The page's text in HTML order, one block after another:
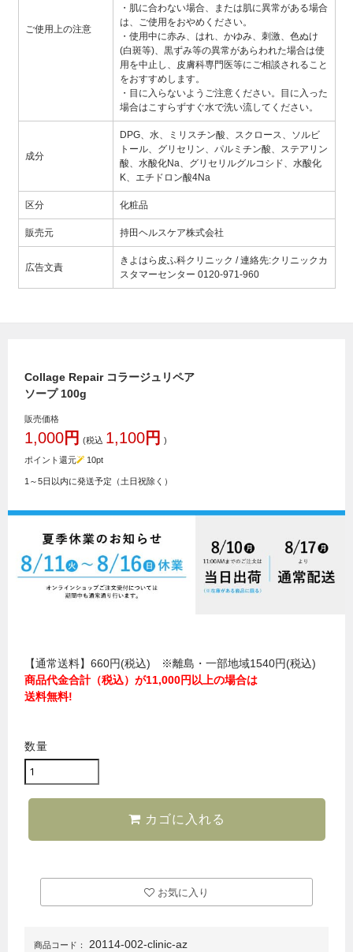
ご使用上の注意
・肌に合わない場合、または肌に異常がある場合
は、ご使用をおやめください。
・使用中に赤み、はれ、かゆみ、刺激、色ぬけ
(白斑等)、黒ずみ等の異常があらわれた場合は使
用を中止し、皮膚科専門医等にご相談されること
をおすすめします。
・目に入らないようご注意ください。目に入った
場合はこすらずすぐ水で洗い流してください。
成分
DPG、水、ミリスチン酸、スクロース、ソルビ
トール、グリセリン、パルミチン酸、ステアリン
酸、水酸化Na、グリセリルグルコシド、水酸化
K、エチドロン酸4Na
区分 化粧品
販売元 持田ヘルスケア株式会社
広告文責
きよはら皮ふ科クリニック / 連絡先:クリニックカ
スタマーセンター 0120-971-960
Collage Repair コラージュリペア
ソープ 100g
販売価格
1,000円 (税込 1,100円 )
ポイント還元 10pt
1～5日以内に発送予定（土日祝除く）
【通常送料】660円(税込) ※離島・一部地域1540円(税込)
商品代金合計（税込）が11,000円以上の場合は
送料無料!
数量
カゴに入れる
お気に入り
商品コード： 20114-002-clinic-az